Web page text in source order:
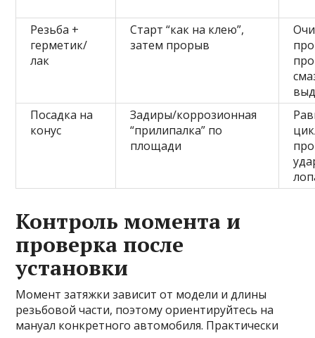
Резьба +
герметик/
лак
Старт “как на клею”,
затем прорыв
Посадка на
конус
Задиры/коррозионная
“прилипалка” по
площади
Контроль момента и
проверка после
установки
Момент затяжки зависит от модели и длины
резьбовой части, поэтому ориентируйтесь на
мануал конкретного автомобиля. Практически